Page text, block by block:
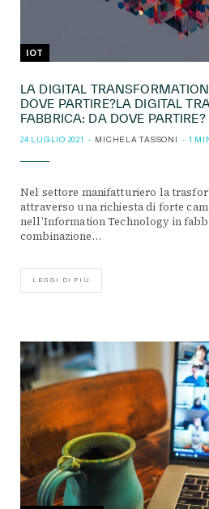
IOT
LA DIGITAL
DOVE PARTIRE?LA DIGITAL
FABBRICA: DA DOVE PARTIRE?
24 LUGLIO 2021 MICHELA TASSONI 1
Nel settore manifatturiero la
attraverso una richiesta di forte
nell’Information Technology in
combinazione…
LEGGI DI PIÙ